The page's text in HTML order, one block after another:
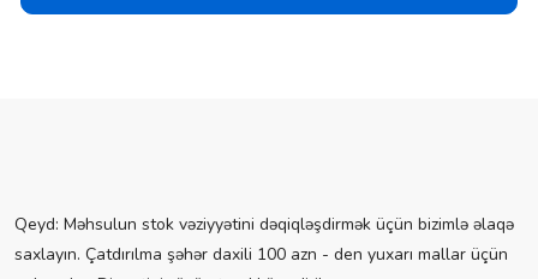
Qeyd: Məhsulun stok vəziyyətini dəqiqləşdirmək üçün bizimlə əlaqə
saxlayın. Çatdırılma şəhər daxili 100 azn - den yuxarı mallar üçün